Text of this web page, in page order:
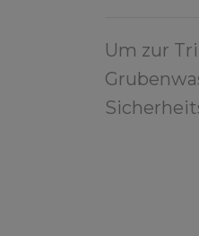
Um zur